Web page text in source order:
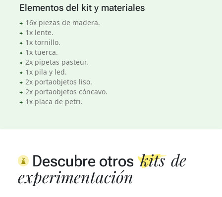
Elementos del kit y materiales
16x piezas de madera.
1x lente.
1x tornillo.
1x tuerca.
2x pipetas pasteur.
1x pila y led.
2x portaobjetos liso.
2x portaobjetos cóncavo.
1x placa de petri.
Descubre otroskits de
experimentación